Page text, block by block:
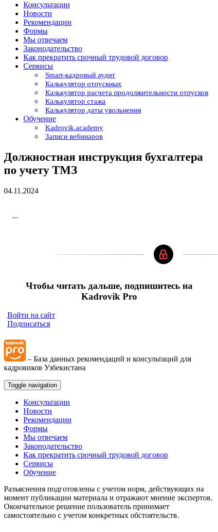
Консультации
Новости
Рекомендации
Формы
Мы отвечаем
Законодательство
Как прекратить срочный трудовой договор
Сервисы
Smart-кадровый аудит
Калькулятор отпускных
Калькулятор расчета продолжительности отпусков
Калькулятор стажа
Калькулятор даты увольнения
Обучение
Kadrovik.academy
Записи вебинаров
Должностная инструкция бухгалтера
по учету ТМЗ
04.11.2024
...
Чтобы читать дальше, подпишитесь на
Kadrovik Pro
Войти на сайт
Подписаться
– База данных рекомендаций и консультаций для
кадровиков Узбекистана
Toggle navigation
Консультации
Новости
Рекомендации
Формы
Мы отвечаем
Законодательство
Как прекратить срочный трудовой договор
Сервисы
Обучение
Разъяснения подготовлены с учетом норм, действующих на
момент публикации материала и отражают мнение экспертов.
Окончательное решение пользователь принимает
самостоятельно с учетом конкретных обстоятельств.